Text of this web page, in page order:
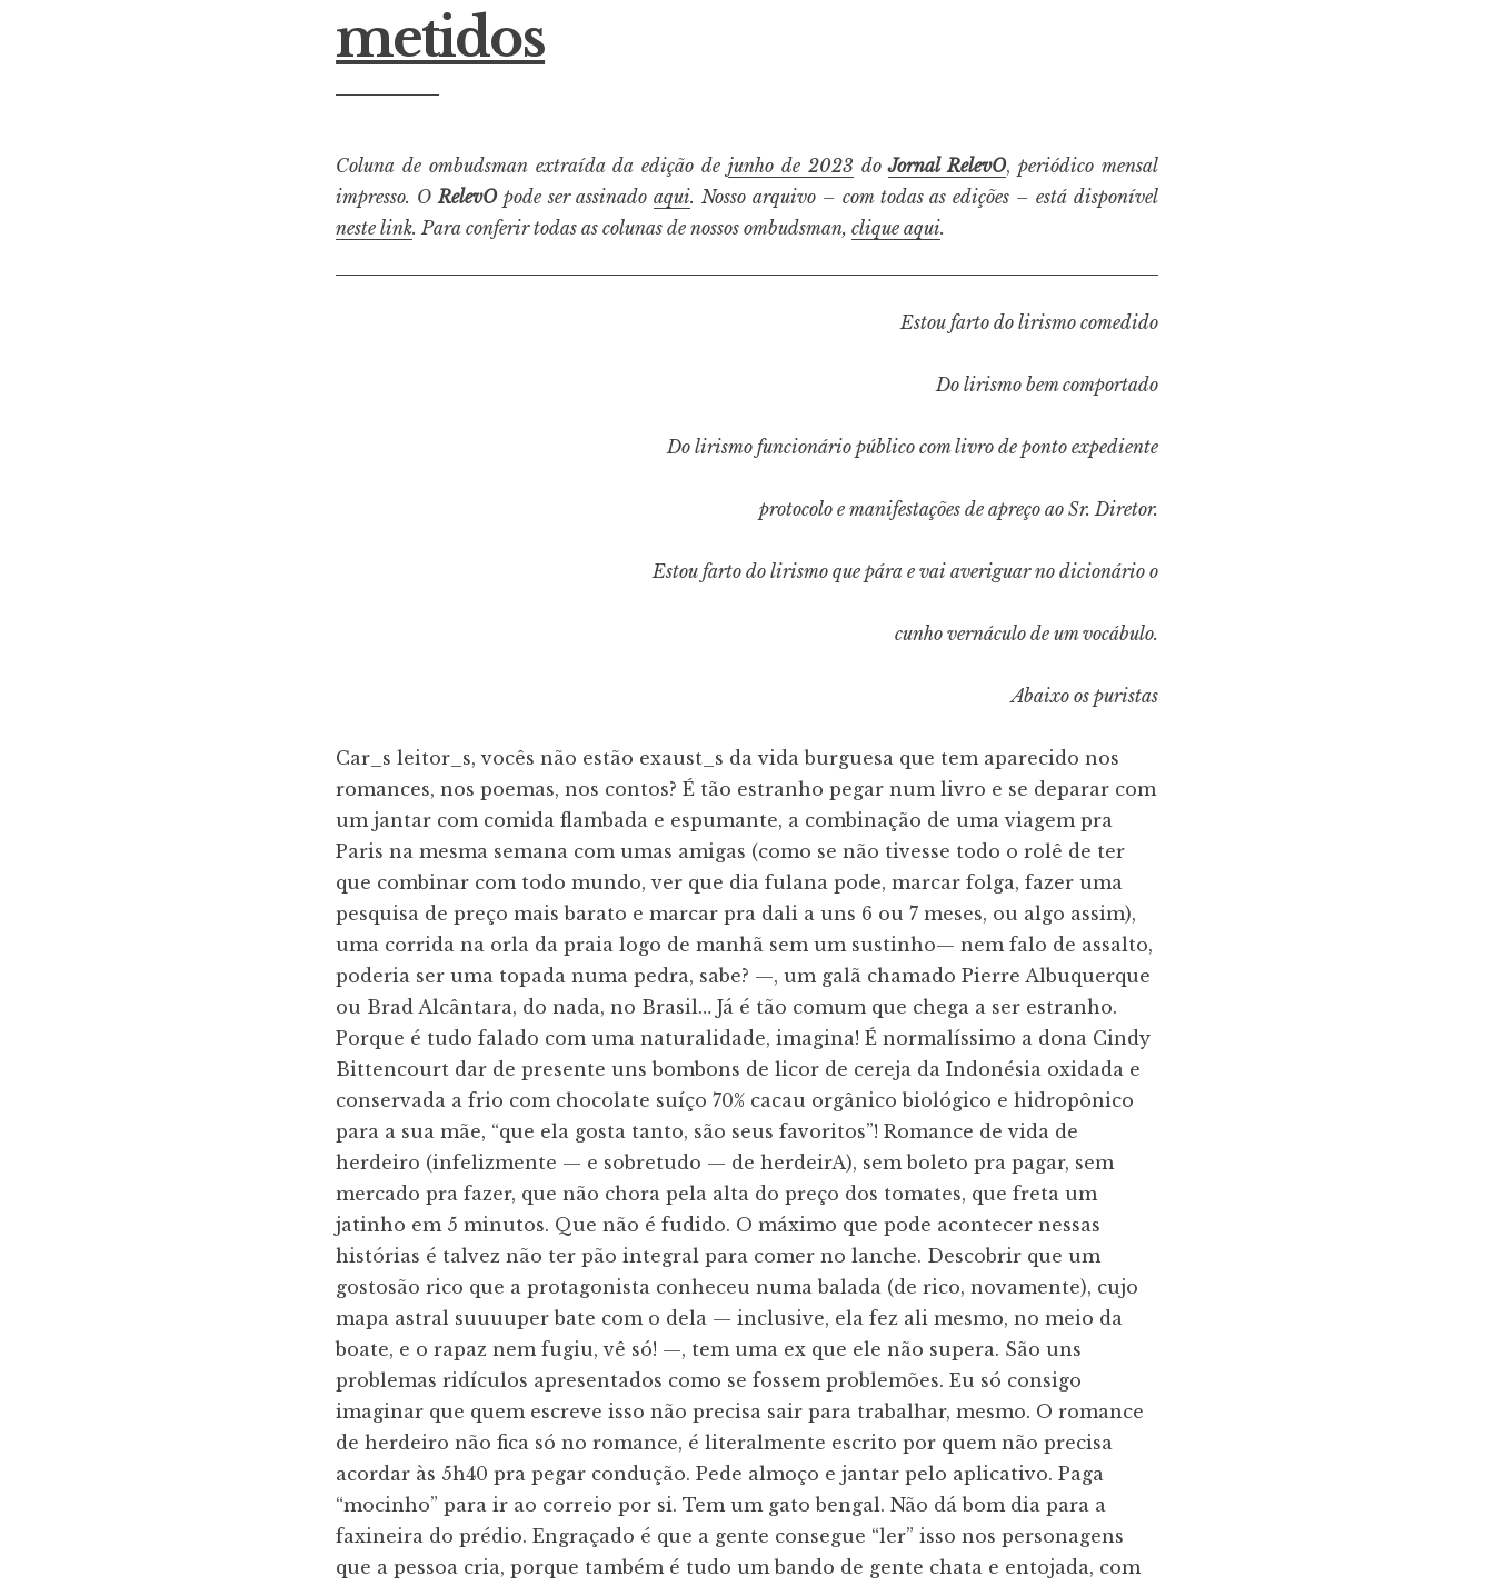
metidos
Coluna de ombudsman extraída da edição de junho de 2023 do Jornal RelevO, periódico mensal
impresso. ORelevOpode ser assinadoaqui. Nosso arquivo – com todas as edições – está disponível
neste link. Para conferir todas as colunas de nossos ombudsman,clique aqui.
Estou farto do lirismo comedido
Do lirismo bem comportado
Do lirismo funcionário público com livro de ponto expediente
protocolo e manifestações de apreço ao Sr. Diretor.
Estou farto do lirismo que pára e vai averiguar no dicionário o
cunho vernáculo de um vocábulo.
Abaixo os puristas
Car_s leitor_s, vocês não estão exaust_s da vida burguesa que tem aparecido nos
romances, nos poemas, nos contos? É tão estranho pegar num livro e se deparar com
um jantar com comida flambada e espumante, a combinação de uma viagem pra
Paris na mesma semana com umas amigas (como se não tivesse todo o rolê de ter
que combinar com todo mundo, ver que dia fulana pode, marcar folga, fazer uma
pesquisa de preço mais barato e marcar pra dali a uns 6 ou 7 meses, ou algo assim),
uma corrida na orla da praia logo de manhã sem um sustinho— nem falo de assalto,
poderia ser uma topada numa pedra, sabe? —, um galã chamado Pierre Albuquerque
ou Brad Alcântara, do nada, no Brasil… Já é tão comum que chega a ser estranho.
Porque é tudo falado com uma naturalidade, imagina! É normalíssimo a dona Cindy
Bittencourt dar de presente uns bombons de licor de cereja da Indonésia oxidada e
conservada a frio com chocolate suíço 70% cacau orgânico biológico e hidropônico
para a sua mãe, “que ela gosta tanto, são seus favoritos”! Romance de vida de
herdeiro (infelizmente — e sobretudo — de herdeirA), sem boleto pra pagar, sem
mercado pra fazer, que não chora pela alta do preço dos tomates, que freta um
jatinho em 5 minutos. Que não é fudido. O máximo que pode acontecer nessas
histórias é talvez não ter pão integral para comer no lanche. Descobrir que um
gostosão rico que a protagonista conheceu numa balada (de rico, novamente), cujo
mapa astral suuuuper bate com o dela — inclusive, ela fez ali mesmo, no meio da
boate, e o rapaz nem fugiu, vê só! —, tem uma ex que ele não supera. São uns
problemas ridículos apresentados como se fossem problemões. Eu só consigo
imaginar que quem escreve isso não precisa sair para trabalhar, mesmo. O romance
de herdeiro não fica só no romance, é literalmente escrito por quem não precisa
acordar às 5h40 pra pegar condução. Pede almoço e jantar pelo aplicativo. Paga
“mocinho” para ir ao correio por si. Tem um gato bengal. Não dá bom dia para a
faxineira do prédio. Engraçado é que a gente consegue “ler” isso nos personagens
que a pessoa cria, porque também é tudo um bando de gente chata e entojada, com